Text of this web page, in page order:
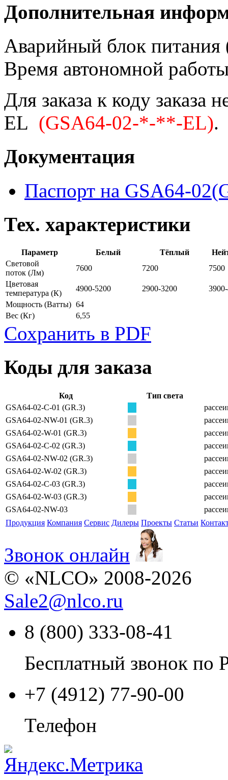
Дополнительная
Аварийный блок питания
Время автономной
Для заказа к коду заказа
EL (GSA64-02-*-**-EL).
Документация
Паспорт на GSA64-
Тех. характеристики
Параметр Белый Тёплый
Световой
поток (Лм)
7600 7200
7500
Цветовая
температура (К)
4900-5200 2900-3200
Мощность (Ватты) 64
Вес (Кг) 6,55
Сохранить в PDF
Коды для заказа
Код
Тип света
GSA64-02-C-01 (GR.3)
GSA64-02-NW-01 (GR.3)
GSA64-02-W-01 (GR.3)
GSA64-02-C-02 (GR.3)
GSA64-02-NW-02 (GR.3)
GSA64-02-W-02 (GR.3)
GSA64-02-C-03 (GR.3)
GSA64-02-W-03 (GR.3)
GSA64-02-NW-03
Продукция Компания Сервис Дилеры Проекты Статьи
Звонок онлайн
© «NLCO» 2008-2026
Sale2@nlco.ru
8 (800) 333-08-41
Бесплатный звонок по
+7 (4912) 77-90-00
Телефон